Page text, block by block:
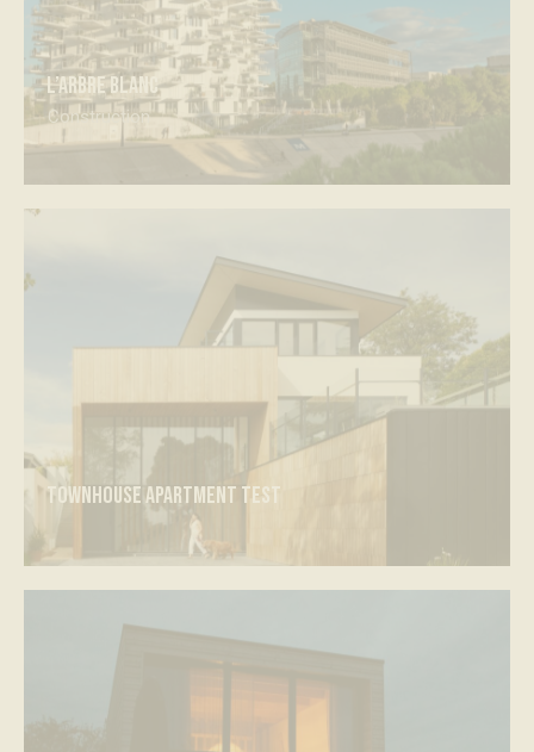
L’arbre Blanc
Construction
Townhouse apartment test